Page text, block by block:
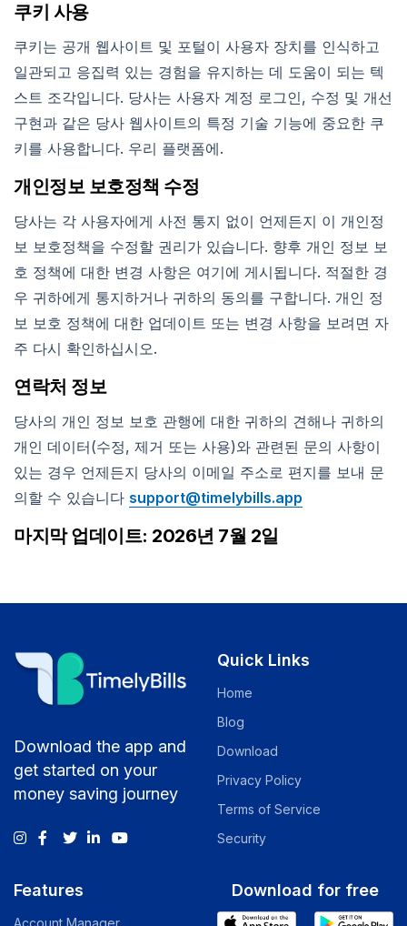
쿠키 사용
쿠키는 공개 웹사이트 및 포털이 사용자 장치를 인식하고
일관되고 응집력 있는 경험을 유지하는 데 도움이 되는 텍
스트 조각입니다. 당사는 사용자 계정 로그인, 수정 및 개선
구현과 같은 당사 웹사이트의 특정 기술 기능에 중요한 쿠
키를 사용합니다. 우리 플랫폼에.
개인정보 보호정책 수정
당사는 각 사용자에게 사전 통지 없이 언제든지 이 개인정
보 보호정책을 수정할 권리가 있습니다. 향후 개인 정보 보
호 정책에 대한 변경 사항은 여기에 게시됩니다. 적절한 경
우 귀하에게 통지하거나 귀하의 동의를 구합니다. 개인 정
보 보호 정책에 대한 업데이트 또는 변경 사항을 보려면 자
주 다시 확인하십시오.
연락처 정보
당사의 개인 정보 보호 관행에 대한 귀하의 견해나 귀하의
개인 데이터(수정, 제거 또는 사용)와 관련된 문의 사항이
있는 경우 언제든지 당사의 이메일 주소로 편지를 보내 문
의할 수 있습니다 support@timelybills.app
마지막 업데이트: 2026년 7월 2일
Download the app and
get started on your
money saving journey
Quick Links
Home
Blog
Download
Privacy Policy
Terms of Service
Security
Features Download for free